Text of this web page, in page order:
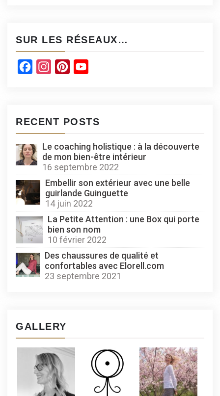
SUR LES RÉSEAUX…
FacebookInstagramPinterest
RECENT POSTS
Le coaching holistique : à la découverte
de mon bien-être intérieur
16 septembre 2022
Embellir son extérieur avec une belle
guirlande Guinguette
14 juin 2022
La Petite Attention : une Box qui porte
bien son nom
10 février 2022
Des chaussures de qualité et
confortables avec Elorell.com
23 septembre 2021
GALLERY